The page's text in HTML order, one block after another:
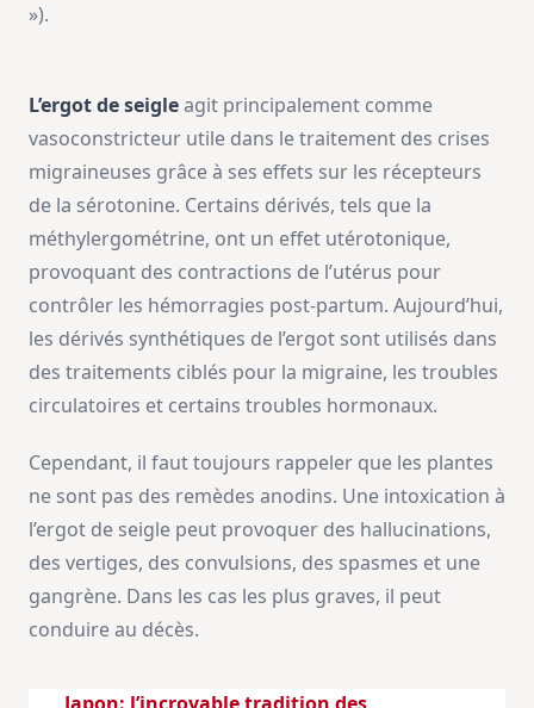
»).
L’ergot de seigleagit principalement comme
vasoconstricteur utile dans le traitement des crises
migraineuses grâce à ses effets sur les récepteurs
de la sérotonine. Certains dérivés, tels que la
méthylergométrine, ont un effet utérotonique,
provoquant des contractions de l’utérus pour
contrôler les hémorragies post-partum. Aujourd’hui,
les dérivés synthétiques de l’ergot sont utilisés dans
des traitements ciblés pour la migraine, les troubles
circulatoires et certains troubles hormonaux.
Cependant, il faut toujours rappeler que les plantes
ne sont pas des remèdes anodins. Une intoxication à
l’ergot de seigle peut provoquer des hallucinations,
des vertiges, des convulsions, des spasmes et une
gangrène. Dans les cas les plus graves, il peut
conduire au décès.